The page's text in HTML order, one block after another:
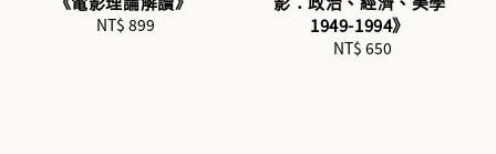
Regular
NT$ 899
1949-1994》
Regular
NT$ 650